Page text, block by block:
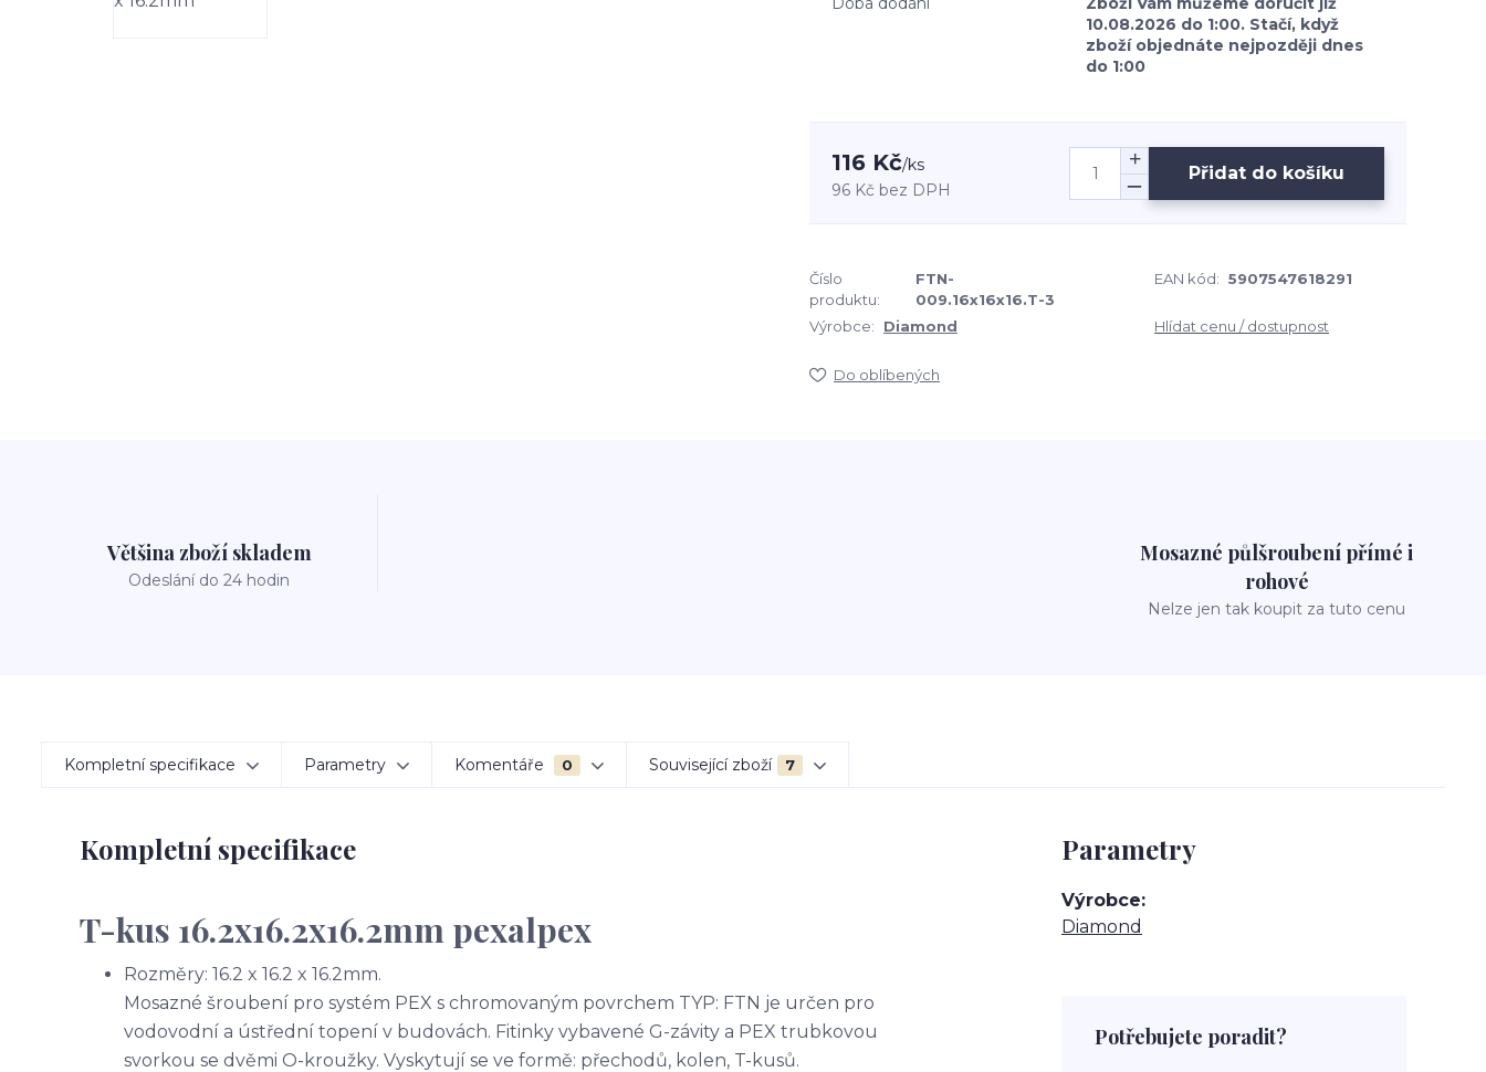
10.08.2026 do 1:00. Stačí, když
zboží objednáte nejpozději dnes
do 1:00
116 Kč/ks
96 Kč bez DPH
Přidat do košíku
Číslo
produktu:
FTN-
009.16x16x16.T-3
EAN kód: 5907547618291
Výrobce: Diamond Hlídat cenu / dostupnost
Do oblíbených
Většina zboží skladem
Odeslání do 24 hodin
Mosazné půlšroubení přímé i
rohové
Nelze jen tak koupit za tuto cenu
Kompletní specifikace Parametry Komentáře 0 Související zboží 7
Kompletní specifikace
T-kus 16.2x16.2x16.2mm pexalpex
Rozměry: 16.2 x 16.2 x 16.2mm.
Mosazné šroubení pro systém PEX s chromovaným povrchem TYP: FTN je určen pro
vodovodní a ústřední topení v budovách. Fitinky vybavené G-závity a PEX trubkovou
svorkou se dvěmi O-kroužky. Vyskytují se ve formě: přechodů, kolen, T-kusů.
Parametry
Výrobce
Diamond
Potřebujete poradit?